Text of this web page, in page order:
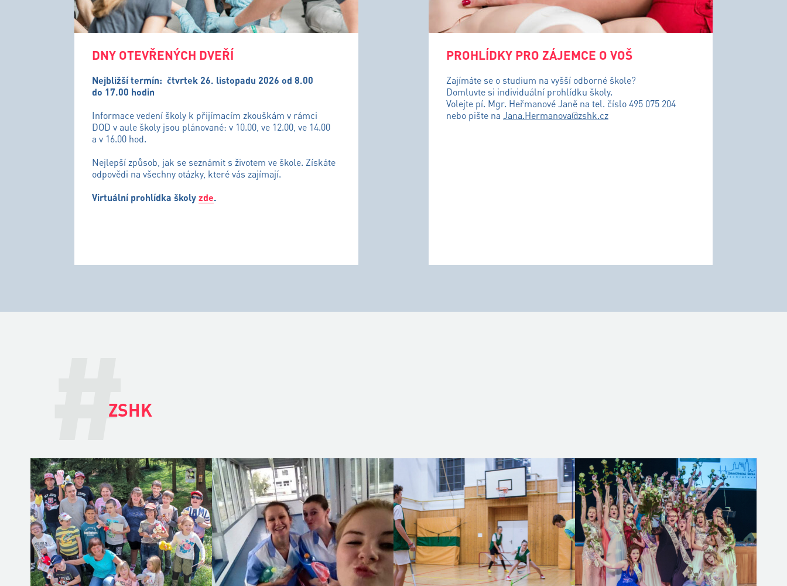
DNY OTEVŘENÝCH DVEŘÍ
Nejbližší termín: čtvrtek 26. listopadu 2026 od 8.00
do 17.00 hodin
Informace vedení školy k přijímacím zkouškám v rámci
DOD v aule školy jsou plánované: v 10.00, ve 12.00, ve 14.00
a v 16.00 hod.
Nejlepší způsob, jak se seznámit s životem ve škole. Získáte
odpovědi na všechny otázky, které vás zajímají.
Virtuální prohlídka školy zde.
PROHLÍDKY PRO ZÁJEMCE O VOŠ
Zajímáte se o studium na vyšší odborné škole?
Domluvte si individuální prohlídku školy.
Volejte pí. Mgr. Heřmanové Janě na tel. číslo 495 075 204
nebo pište na Jana.Hermanova@zshk.cz
#
ZSHK